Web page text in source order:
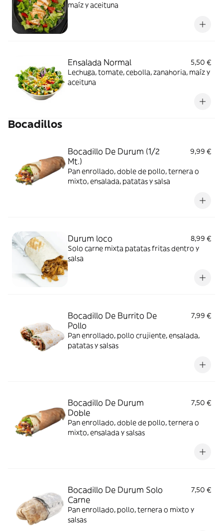
maíz y aceituna
Ensalada Normal
5,50 €
Lechuga, tomate, cebolla, zanahoria, maíz y
aceituna
Bocadillos
Bocadillo De Durum (1/2
Mt.)
9,99 €
Pan enrollado, doble de pollo, ternera o
mixto, ensalada, patatas y salsa
Durum loco
8,99 €
Solo carne mixta patatas fritas dentro y
salsa
Bocadillo De Burrito De
Pollo
7,99 €
Pan enrollado, pollo crujiente, ensalada,
patatas y salsas
Bocadillo De Durum
Doble
7,50 €
Pan enrollado, doble de pollo, ternera o
mixto, ensalada y salsas
Bocadillo De Durum Solo
Carne
7,50 €
Pan enrollado, pollo, ternera o mixto y
salsas